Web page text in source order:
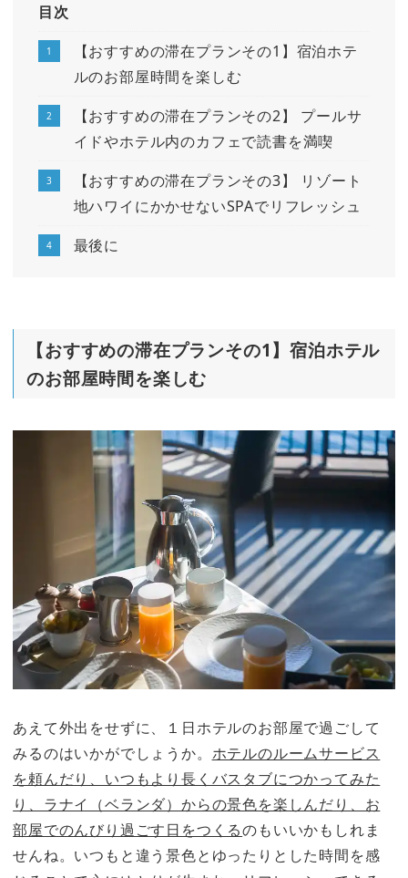
目次
【おすすめの滞在プランその1】宿泊ホテ
ルのお部屋時間を楽しむ
【おすすめの滞在プランその2】 プールサ
イドやホテル内のカフェで読書を満喫
【おすすめの滞在プランその3】 リゾート
地ハワイにかかせないSPAでリフレッシュ
最後に
【おすすめの滞在プランその1】宿泊ホテル
のお部屋時間を楽しむ
あえて外出をせずに、１日ホテルのお部屋で過ごして
みるのはいかがでしょうか。 ホテルのルームサービス
を頼んだり、いつもより長くバスタブにつかってみた
り、ラナイ（ベランダ）からの景色を楽しんだり、お
部屋でのんびり過ごす日をつくるのもいいかもしれま
せんね。いつもと違う景色とゆったりとした時間を感